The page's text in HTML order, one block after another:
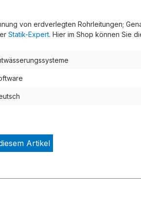
von erdverlegten Rohrleitungen;
Statik-Expert. Hier im Shop können Sie
Artikel